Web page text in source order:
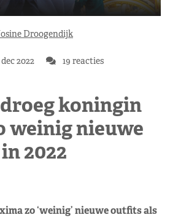
Droogendijk
2022 19 reacties
koningin
weinig nieuwe
2022
zo ‘weinig’ nieuwe outfits als